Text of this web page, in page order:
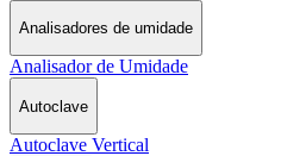
Analisadores de umidade
Analisador de Umidade
Autoclave
Autoclave Vertical